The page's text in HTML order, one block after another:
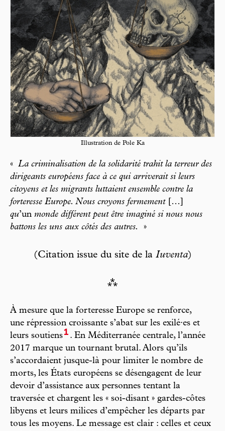
Illustration de Pole Ka
« La criminalisation de la solidarité trahit la terreur des
dirigeants européens face à ce qui arriverait si leurs
citoyens et les migrants luttaient ensemble contre la
forteresse Europe. Nous croyons fermement
[…]
qu’un monde différent peut être imaginé si nous nous
battons les uns aux côtés des autres.
»
(Citation issue du site de la Iuventa)
⁂
À mesure que la forteresse Europe se renforce,
une répression croissante s’abat sur les exilé·es et
leurs soutiens1 . En Méditerranée centrale, l’année
2017 marque un tournant brutal. Alors qu’ils
s’accordaient jusque-là pour limiter le nombre de
morts, les États européens se désengagent de leur
devoir d’assistance aux personnes tentant la
traversée et chargent les « soi-disant » gardes-côtes
libyens et leurs milices d’empêcher les départs par
tous les moyens. Le message est clair : celles et ceux